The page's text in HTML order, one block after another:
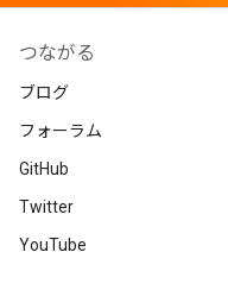
つながる
ブログ
フォーラム
GitHub
Twitter
YouTube